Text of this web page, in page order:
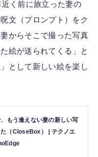
く前に旅立った妻の
文（プロンプト）をク
からそこで撮った写真
絵が送られてくる」と
として新しい絵を楽し
もう逢えない妻の新しい写
（CloseBox） | テクノエ